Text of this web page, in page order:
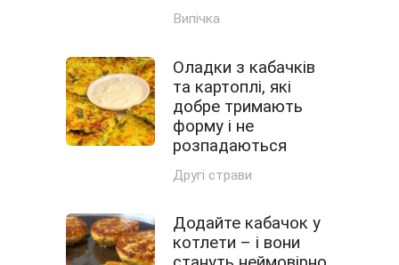
Випічка
Оладки з кабачків
та картоплі, які
добре тримають
форму і не
розпадаються
Другі страви
Додайте кабачок у
котлети – і вони